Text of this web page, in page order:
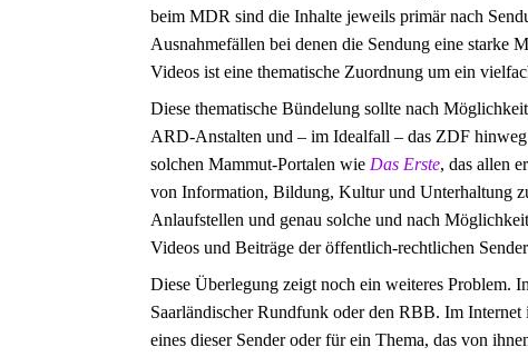
beim MDR sind die Inhalte jeweils primär nach
Ausnahmefällen bei denen die Sendung eine starke
Videos ist eine thematische Zuordnung um ein
Diese thematische Bündelung sollte nach
ARD-Anstalten und – im Idealfall – das ZDF
solchen Mammut-Portalen wie Das Erste, das allen
von Information, Bildung, Kultur und Unterhaltung
Anlaufstellen und genau solche und nach
Videos und Beiträge der öffentlich-rechtlichen
Diese Überlegung zeigt noch ein weiteres Problem.
Saarländischer Rundfunk oder den RBB. Im
eines dieser Sender oder für ein Thema, das von